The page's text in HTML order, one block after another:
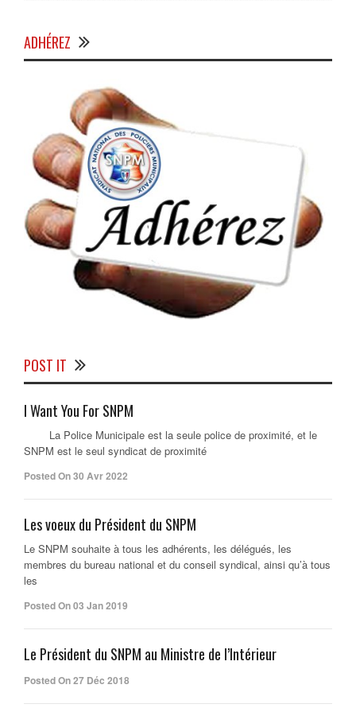
ADHÉREZ
POST IT
I Want You For SNPM
La Police Municipale est la seule police de proximité, et le
SNPM est le seul syndicat de proximité
Posted On 30 Avr 2022
Les voeux du Président du SNPM
Le SNPM souhaite à tous les adhérents, les délégués, les
membres du bureau national et du conseil syndical, ainsi qu’à tous
les
Posted On 03 Jan 2019
Le Président du SNPM au Ministre de l’Intérieur
Posted On 27 Déc 2018